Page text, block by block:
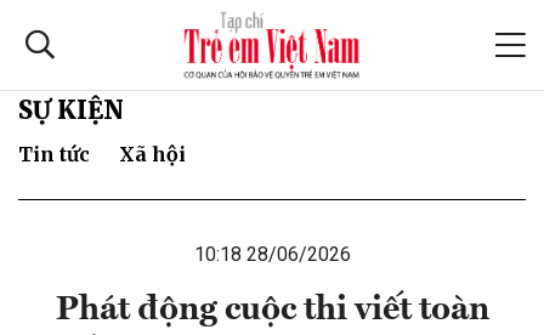
SỰ KIỆN
Tin tức Xã hội
10:18 28/06/2026
Phát động cuộc thi viết toàn